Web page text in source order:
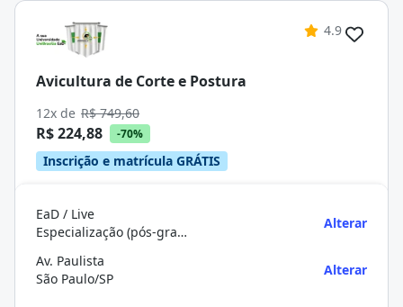
4.9
Avicultura de Corte e Postura
12x de R$ 749,60
R$ 224,88 -70%
Inscrição e matrícula GRÁTIS
EaD / Live
Especialização (pós-graduação)
Alterar
Av. Paulista
São Paulo/SP
Alterar